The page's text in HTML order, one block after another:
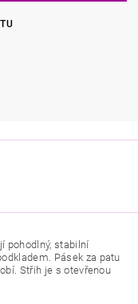
pohodlný, stabilní
Pásek za patu
Střih je s otevřenou